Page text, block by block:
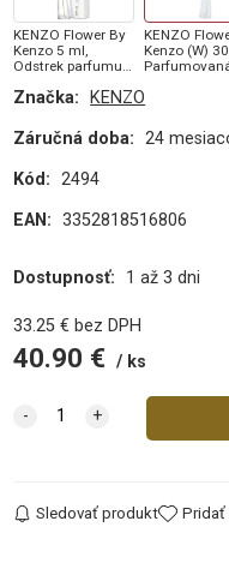
KENZO Flower By
Kenzo 5 ml,
Odstrek parfumu
KENZO
Kenzo (W)
Značka:
KENZO
Záručná doba: 24
Kód: 2494
EAN: 3352818516806
Dostupnosť: 1 až 3 dni
33.25 € bez DPH
40.90 € ks
Sledovať produkt Pridať